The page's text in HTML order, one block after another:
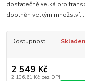
dostatečně velká pro
doplněn velkým množství...
Dostupnost
2 549 Kč
2 106,61 Kč bez DPH